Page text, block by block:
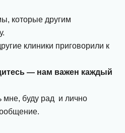
которые другим
клиники приговорили к
— нам важен каждый
мне, буду рад и лично